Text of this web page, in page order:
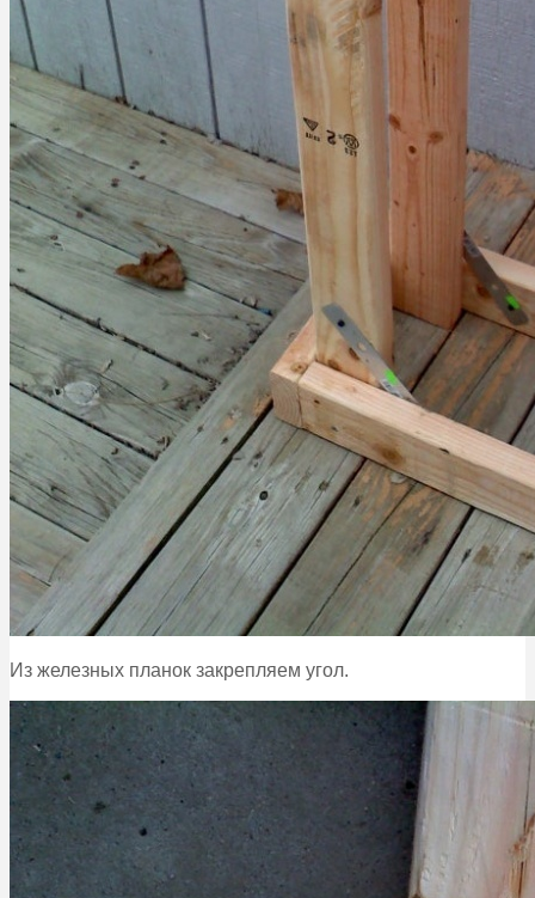
Из железных планок закрепляем угол.